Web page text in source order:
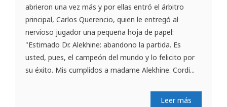
abrieron una vez más y por ellas entró el árbitro
principal, Carlos Querencio, quien le entregó al
nervioso jugador una pequeña hoja de papel:
"Estimado Dr. Alekhine: abandono la partida. Es
usted, pues, el campeón del mundo y lo felicito por
su éxito. Mis cumplidos a madame Alekhine. Cordi...
Leer más